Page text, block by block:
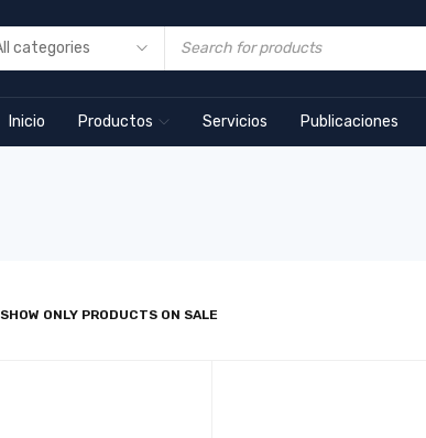
Inicio Productos Servicios Publicaciones
SHOW ONLY PRODUCTS ON SALE